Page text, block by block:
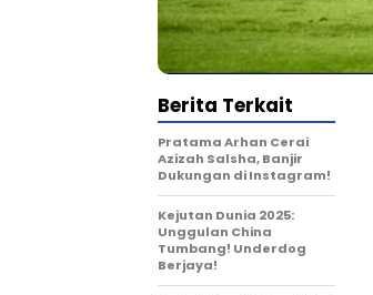
Berita Terkait
Pratama Arhan Cerai
Azizah Salsha, Banjir
Dukungan di Instagram!
Kejutan Dunia 2025:
Unggulan China
Tumbang! Underdog
Berjaya!